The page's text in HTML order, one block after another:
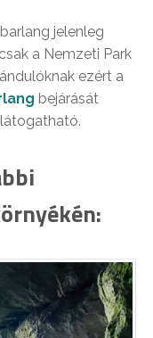
jelenleg
a Nemzeti Park
ezért a
bejárását